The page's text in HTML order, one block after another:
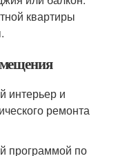
квартиры
интерьер и
ремонта
программой по